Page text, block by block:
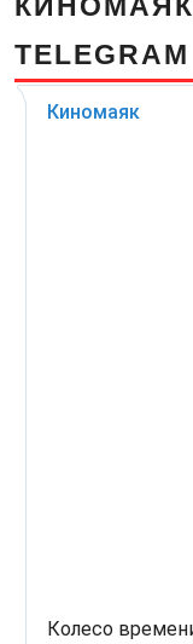
TELEGRAM